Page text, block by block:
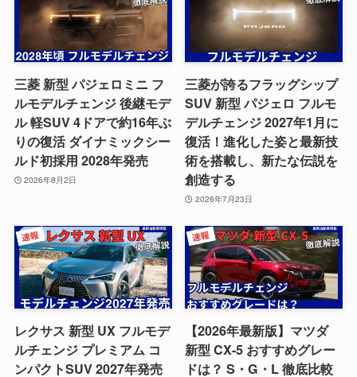
三菱 新型 パジェロミニ フ
ルモデルチェンジ 後継モデ
ル 軽SUV 4ドアで約16年ぶ
りの復活 ダイナミックシー
ルド初採用 2028年発売
2026年8月2日
三菱が誇るフラッグシップ
SUV 新型 パジェロ フルモ
デルチェンジ 2027年1月に
復活！進化した姿と最新技
術を搭載し、新たな伝説を
創造する
2026年7月23日
レクサス 新型 UX フルモデ
ルチェンジ プレミアム コ
ンパクトSUV 2027年発売
【2026年最新版】マツダ
新型 CX-5 おすすめグレー
ドは？ S・G・L 徹底比較